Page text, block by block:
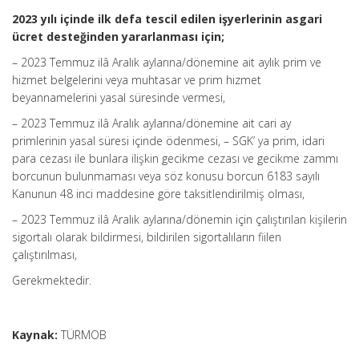
2023 yılı içinde ilk defa tescil edilen işyerlerinin asgari
ücret desteğinden yararlanması için;
– 2023 Temmuz ilâ Aralık aylarına/dönemine ait aylık prim ve
hizmet belgelerini veya muhtasar ve prim hizmet
beyannamelerini yasal süresinde vermesi,
– 2023 Temmuz ilâ Aralık aylarına/dönemine ait cari ay
primlerinin yasal süresi içinde ödenmesi, – SGK’ ya prim, idari
para cezası ile bunlara ilişkin gecikme cezası ve gecikme zammı
borcunun bulunmaması veya söz konusu borcun 6183 sayılı
Kanunun 48 inci maddesine göre taksitlendirilmiş olması,
– 2023 Temmuz ilâ Aralık aylarına/dönemin için çalıştırılan kişilerin
sigortalı olarak bildirmesi, bildirilen sigortalıların fiilen
çalıştırılması,
Gerekmektedir.
Kaynak: TÜRMOB